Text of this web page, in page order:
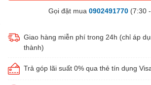
Gọi đặt mua 0902491770(7:30
Giao hàng miễn phí trong 24h (chỉ áp
thành)
Trả góp lãi suất 0% qua thẻ tín dụng